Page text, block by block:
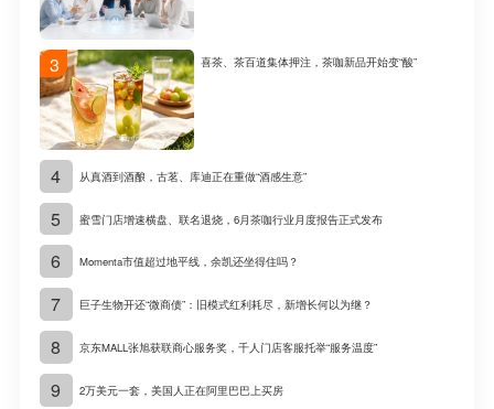
喜茶、茶百道集体押注，茶咖新品开始变“酸”
3
4 从真酒到酒酿，古茗、库迪正在重做“酒感生意”
5 蜜雪门店增速横盘、联名退烧，6月茶咖行业月度报告正式发布
6 Momenta市值超过地平线，余凯还坐得住吗？
7 巨子生物开还“微商债”：旧模式红利耗尽，新增长何以为继？
8 京东MALL张旭获联商心服务奖，千人门店客服托举“服务温度”
9 2万美元一套，美国人正在阿里巴巴上买房